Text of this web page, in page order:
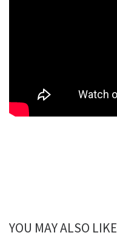
YOU MAY ALSO LIKE